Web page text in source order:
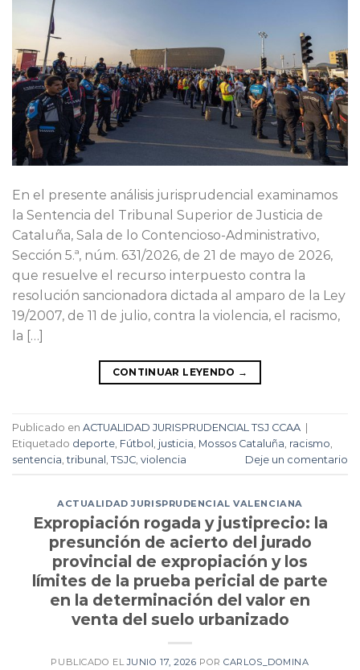
En el presente análisis jurisprudencial examinamos
la Sentencia del Tribunal Superior de Justicia de
Cataluña, Sala de lo Contencioso-Administrativo,
Sección 5.ª, núm. 631/2026, de 21 de mayo de 2026,
que resuelve el recurso interpuesto contra la
resolución sancionadora dictada al amparo de la Ley
19/2007, de 11 de julio, contra la violencia, el racismo,
la […]
CONTINUAR LEYENDO →
Publicado en ACTUALIDAD JURISPRUDENCIAL TSJ CCAA |
Etiquetado deporte Fútbol justicia Mossos Cataluña racismo
sentencia ,tribunal TSJC violencia Deje un comentario
ACTUALIDAD JURISPRUDENCIAL VALENCIANA
Expropiación rogada y justiprecio: la
presunción de acierto del jurado
provincial de expropiación y los
límites de la prueba pericial de parte
en la determinación del valor en
venta del suelo urbanizado
PUBLICADO ELJUNIO 17, 2026 PORCARLOS_DOMINA